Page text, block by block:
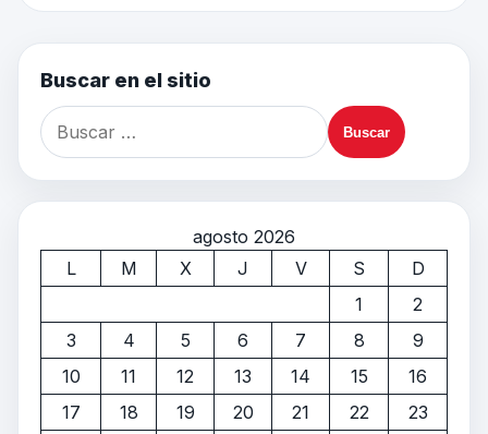
Buscar en el sitio
agosto 2026
L
M X J V S
D
1
2
3
4 5 6 7 8
9
10
11 12 13 14 15
16
17
18 19 20 21 22
23